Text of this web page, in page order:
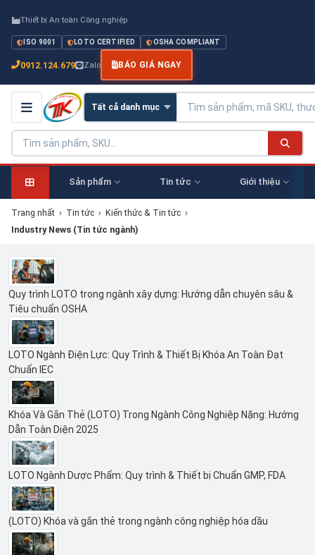
Thiết bị An toàn Công nghiệp
ISO 9001 LOTO CERTIFIED OSHA COMPLIANT
0912.124.679 Zalo BÁO GIÁ NGAY
Sản phẩm Tin tức Giới thiệu
Trang nhất › Tin tức › Kiến thức & Tin tức ›
Industry News (Tin tức ngành)
Quy trình LOTO trong ngành xây dựng: Hướng dẫn chuyên sâu &
Tiêu chuẩn OSHA
LOTO Ngành Điện Lực: Quy Trình & Thiết Bị Khóa An Toàn Đạt
Chuẩn IEC
Khóa Và Gắn Thẻ (LOTO) Trong Ngành Công Nghiệp Nặng: Hướng
Dẫn Toàn Diện 2025
LOTO Ngành Dược Phẩm: Quy trình & Thiết bị Chuẩn GMP, FDA
(LOTO) Khóa và gắn thẻ trong ngành công nghiệp hóa dầu